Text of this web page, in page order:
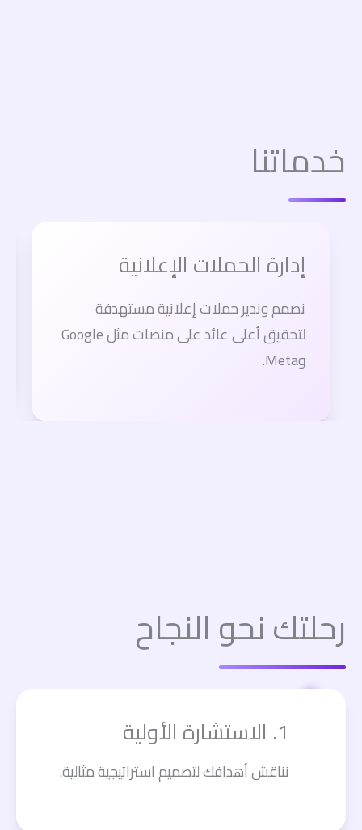
خدماتنا
إدارة الحملات الإعلانية
نصمم وندير حملات إعلانية مستهدفة
لتحقيق أعلى عائد على منصات مثل Google
وMeta.
رحلتك نحو النجاح
1. الاستشارة الأولية
نناقش أهدافك لتصميم استراتيجية مثالية.